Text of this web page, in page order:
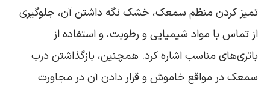
تمیز کردن منظم سمعک، خشک نگه داشتن آن، جلوگیری
از تماس با مواد شیمیایی و رطوبت، و استفاده از
باتری‌های مناسب اشاره کرد. همچنین، بازگذاشتن درب
سمعک در مواقع خاموش و قرار دادن آن در مجاورت